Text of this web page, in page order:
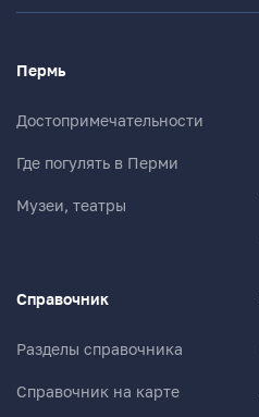
Пермь
Достопримечательности
Где погулять в Перми
Музеи, театры
Справочник
Разделы справочника
Справочник на карте